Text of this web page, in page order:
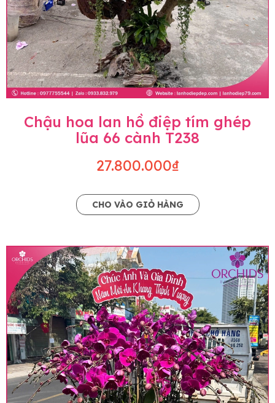
Chậu hoa lan hồ điệp tím ghép
lũa 66 cành T238
27.800.000₫
CHO VÀO GIỎ HÀNG